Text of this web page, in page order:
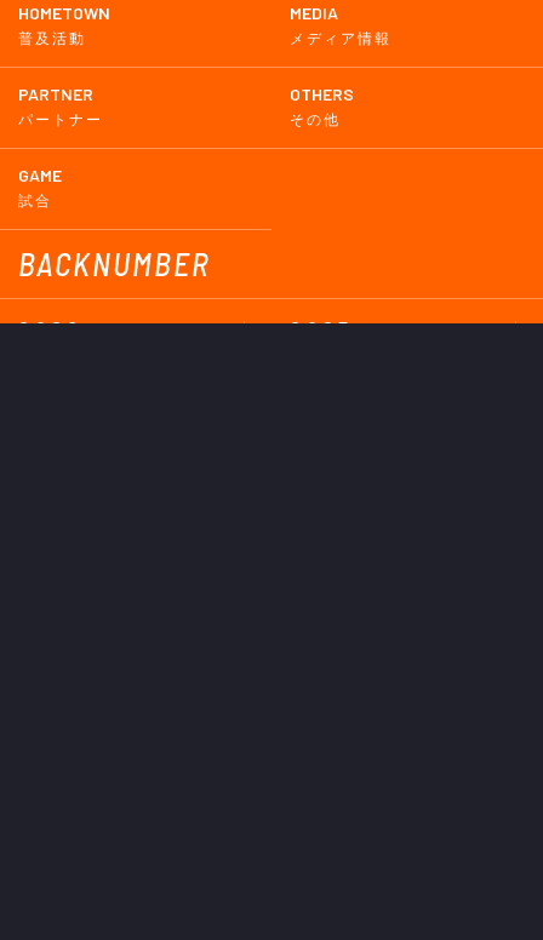
HOMETOWN
普及活動
MEDIA
メディア情報
PARTNER
パートナー
OTHERS
その他
GAME
試合
BACKNUMBER
2026
2025